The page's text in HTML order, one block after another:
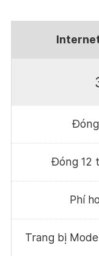
Đóng 12
Phí
Trang bị